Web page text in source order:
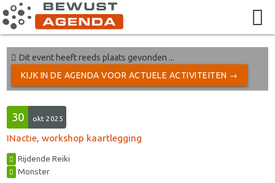
Dit event heeft reeds plaats gevonden ...
KIJK IN DE AGENDA VOOR ACTUELE ACTIVITEITEN →
30 okt 2025
INactie, workshop kaartlegging
Rijdende Reiki
Monster